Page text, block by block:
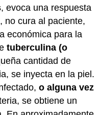
, evoca una respuesta
no cura al paciente,
económica para la
tuberculina (o
cantidad de
se inyecta en la piel.
o alguna vez
se obtiene un